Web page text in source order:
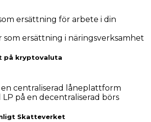
ersättning för arbete i din
ersättning i näringsverksamhet
på kryptovaluta
centraliserad låneplattform
på en decentraliserad börs
Skatteverket